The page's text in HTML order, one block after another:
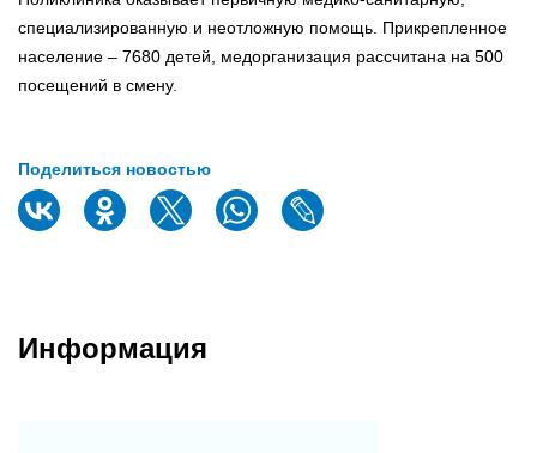
специализированную и неотложную помощь. Прикрепленное
население – 7680 детей, медорганизация рассчитана на 500
посещений в смену.
Поделиться новостью
Информация